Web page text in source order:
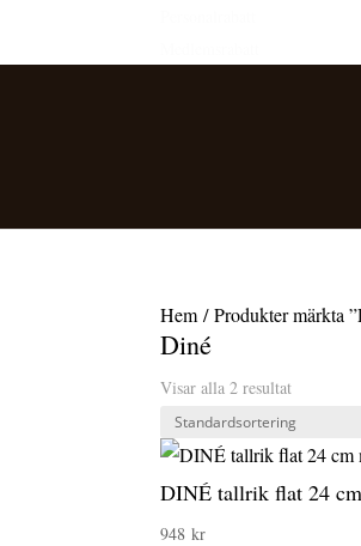
Hem / Produkter märkta
Diné
Visar alla 2 resultat
DINÉ tallrik flat 24
948kr